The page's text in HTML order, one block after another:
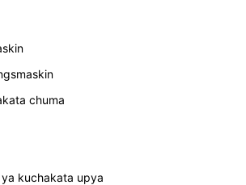
chuma
kuchakata upya